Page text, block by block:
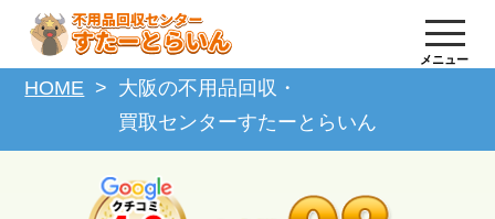
メニュー
HOME
大阪の不用品回収・
買取センターすたーとらいん